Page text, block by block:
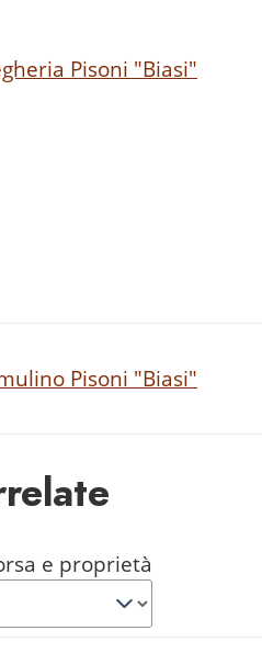
Pisoni "Biasi"
Pisoni "Biasi"
e proprietà